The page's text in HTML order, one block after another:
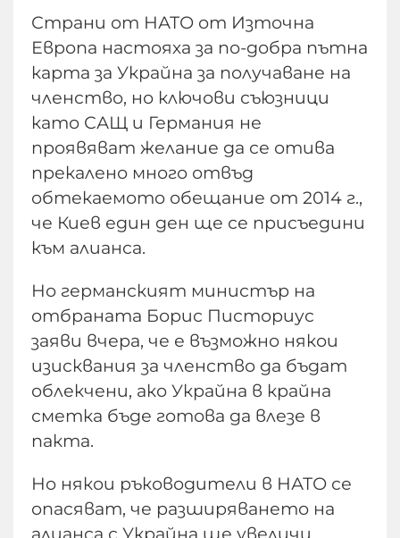
Страни от НАТО от Източна
Европа настояха за по-добра пътна
карта за Украйна за получаване на
членство, но ключови съюзници
като САЩ и Германия не
проявяват желание да се отива
прекалено много отвъд
обтекаемото обещание от 2014 г.,
че Киев един ден ще се присъедини
към алианса.
Но германският министър на
отбраната Борис Писториус
заяви вчера, че е възможно някои
изисквания за членство да бъдат
облекчени, ако Украйна в крайна
сметка бъде готова да влезе в
пакта.
Но някои ръководители в НАТО се
опасяват, че разширяването на
алианса с Украйна ще увеличи